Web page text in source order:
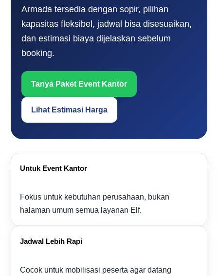
Armada tersedia dengan sopir, pilihan
kapasitas fleksibel, jadwal bisa disesuaikan,
dan estimasi biaya dijelaskan sebelum
booking.
Tanya Paket Event Kantor
Lihat Estimasi Harga
Untuk Event Kantor
Fokus untuk kebutuhan perusahaan, bukan
halaman umum semua layanan Elf.
Jadwal Lebih Rapi
Cocok untuk mobilisasi peserta agar datang